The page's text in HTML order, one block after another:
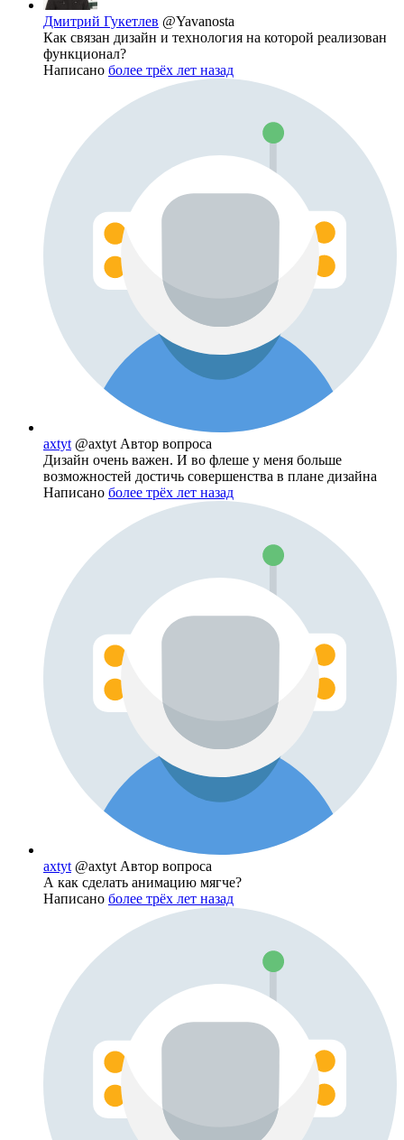
Дмитрий Гукетлев @Yavanosta
Как связан дизайн и технология на которой реализован
функционал?
Написано более трёх лет назад
axtyt @axtyt Автор вопроса
Дизайн очень важен. И во флеше у меня больше
возможностей достичь совершенства в плане дизайна
Написано более трёх лет назад
axtyt @axtyt Автор вопроса
А как сделать анимацию мягче?
Написано более трёх лет назад